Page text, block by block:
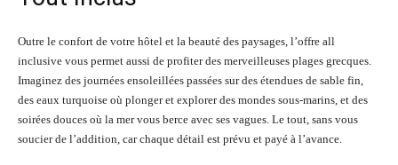
Outre le confort de votre hôtel et la beauté des paysages, l’offre all
inclusive vous permet aussi de profiter des merveilleuses plages grecques.
Imaginez des journées ensoleillées passées sur des étendues de sable fin,
des eaux turquoise où plonger et explorer des mondes sous-marins, et des
soirées douces où la mer vous berce avec ses vagues. Le tout, sans vous
soucier de l’addition, car chaque détail est prévu et payé à l’avance.